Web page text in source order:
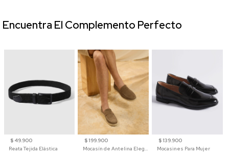
$ 49.900
Reata Tejida Elástica
$ 199.900
Mocasín de Antelina Elegante con Suela de Contraste Para Hombre
$ 139.900
Mocasines Para Mujer
Encuentra El Complemento Perfecto